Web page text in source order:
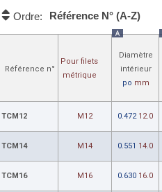
Ordre: Référence N° (A-Z)
Référence n°
Pour filets
métrique
A
Diamètre
intérieur
po mm
TCM12 M12 0.472 12.0
TCM14 M14 0.551 14.0
TCM16 M16 0.630 16.0